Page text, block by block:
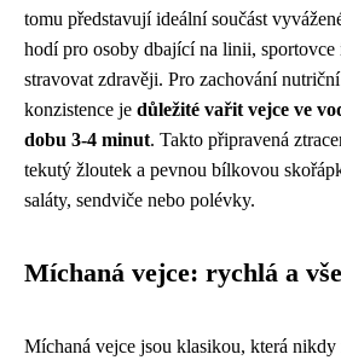
tomu představují ideální součást
hodí pro osoby dbající na linii, sportovce
stravovat zdravěji. Pro zachování
konzistence je důležité vařit vejce ve
dobu 3-4 minut. Takto připravená
tekutý žloutek a pevnou bílkovou
saláty, sendviče nebo polévky.
Míchaná vejce: rychlá a
Míchaná vejce jsou klasikou, která